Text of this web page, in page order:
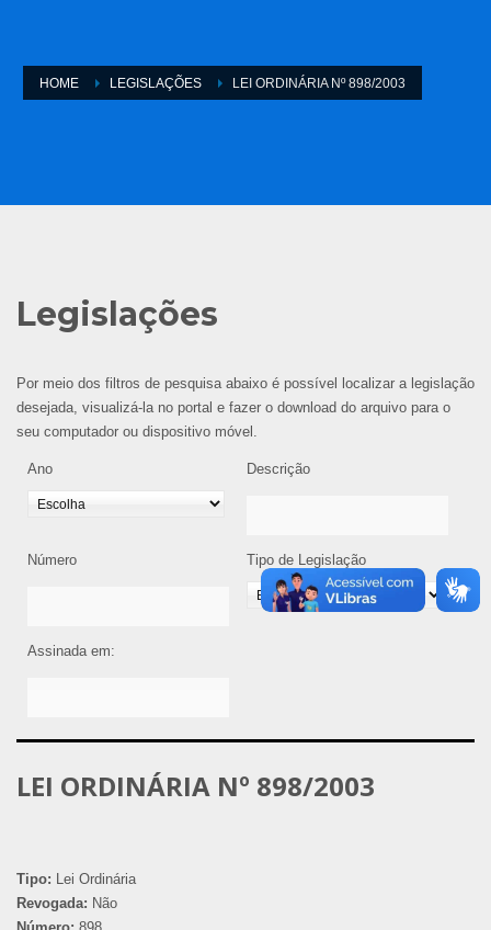
HOME LEGISLAÇÕES LEI ORDINÁRIA Nº 898/2003
Legislações
Por meio dos filtros de pesquisa abaixo é possível localizar a legislação
desejada, visualizá-la no portal e fazer o download do arquivo para o
seu computador ou dispositivo móvel.
Ano Descrição
Número Tipo de Legislação
Assinada em:
LEI ORDINÁRIA Nº 898/2003
Tipo: Lei Ordinária
Revogada: Não